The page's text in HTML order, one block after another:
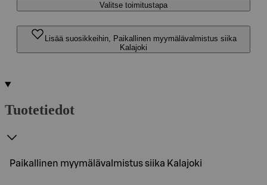
Valitse toimitustapa
Lisää suosikkeihin, Paikallinen myymälävalmistus siika
Kalajoki
Tuotetiedot
Paikallinen myymälävalmistus siika Kalajoki